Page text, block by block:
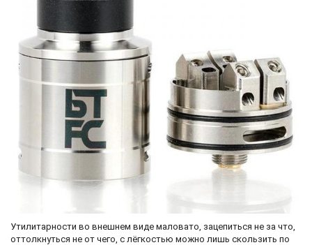
Утилитарности во внешнем виде маловато, зацепиться не за что,
оттолкнуться не от чего, с лёгкостью можно лишь скользить по